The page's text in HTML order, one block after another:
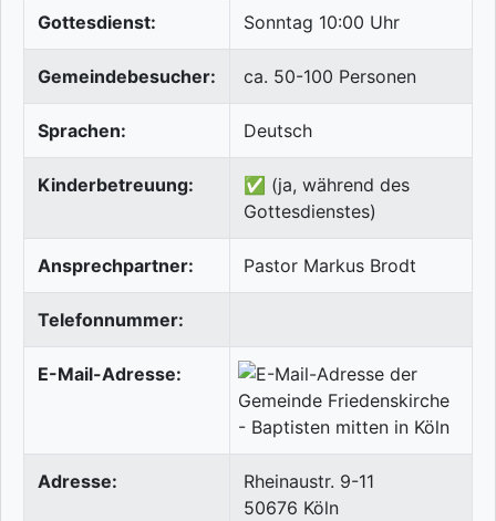
Gottesdienst: Sonntag 10:00 Uhr
Gemeindebesucher: ca. 50-100 Personen
Sprachen: Deutsch
Kinderbetreuung:
✅ (ja, während des
Gottesdienstes)
Ansprechpartner: Pastor Markus Brodt
Telefonnummer:
E-Mail-Adresse:
Adresse:
Rheinaustr. 9-11
50676 Köln